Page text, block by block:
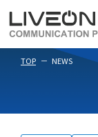
TOP NEWS